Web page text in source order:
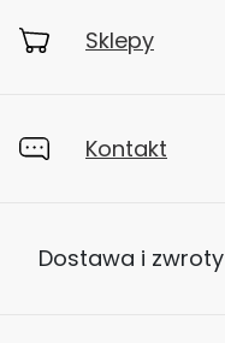
Sklepy
Kontakt
Dostawa i zwroty